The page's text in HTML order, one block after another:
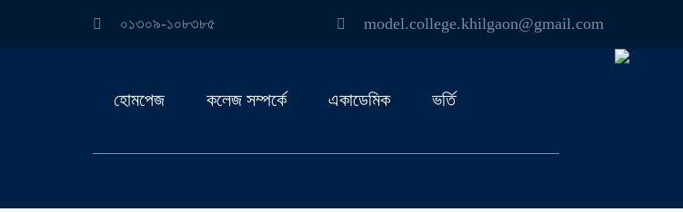
০১৩০৯-১০৮৩৮৫ model.college.khilgaon@gmail.com
হোমপেজ কলেজ সম্পর্কে একাডেমিক ভর্তি